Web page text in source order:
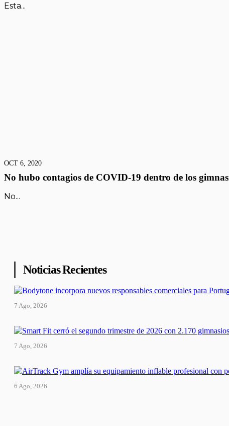
Esta...
OCT 6, 2020
No hubo contagios de COVID-19 dentro de los
No...
Noticias Recientes
7 Ago, 2026
7 Ago, 2026
6 Ago, 2026